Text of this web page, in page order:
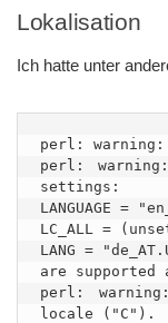
Lokalisation
Ich hatte unter
perl:
perl:
settings:
LANGUAGE =
LC_ALL =
LANG =
are supported
perl:
locale ("C").